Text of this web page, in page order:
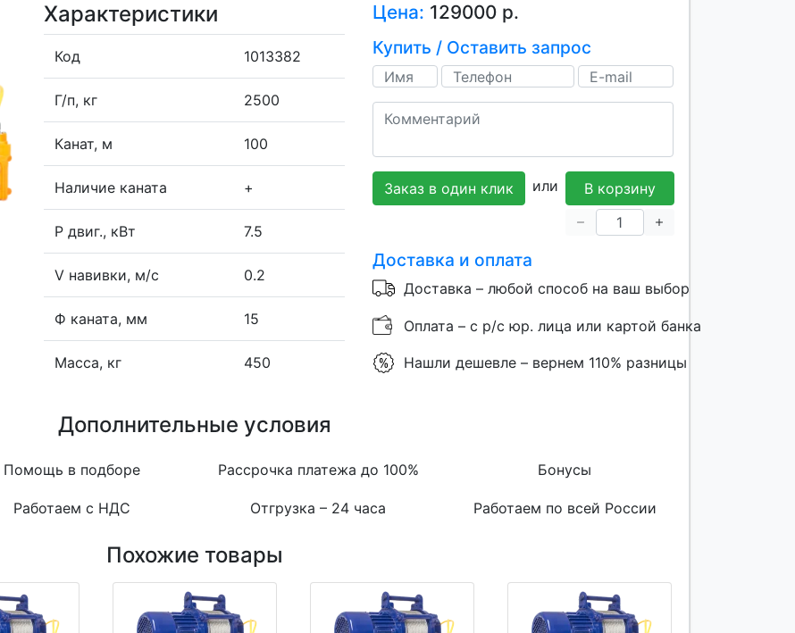
Характеристики
Код 1013382
Г/п, кг 2500
Канат, м 100
Наличие каната +
P двиг., кВт 7.5
V навивки, м/с 0.2
Ф каната, мм 15
Масса, кг 450
Цена: 129000 р.
Купить / Оставить запрос
Заказ в один клик или В корзину
Доставка и оплата
Доставка – любой способ на ваш выбор
Оплата – с р/с юр. лица или картой банка
Нашли дешевле – вернем 110% разницы
Дополнительные условия
Помощь в подборе Рассрочка платежа до 100% Бонусы
Работаем с НДС Отгрузка – 24 часа Работаем по всей России
Похожие товары